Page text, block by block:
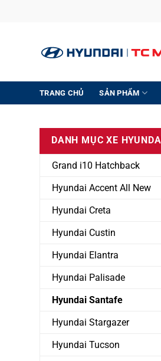
TRANG CHỦ SẢN PHẨM
DANH MỤC XE HYUNDAI
Grand i10 Hatchback
Hyundai Accent All New
Hyundai Creta
Hyundai Custin
Hyundai Elantra
Hyundai Palisade
Hyundai Santafe
Hyundai Stargazer
Hyundai Tucson